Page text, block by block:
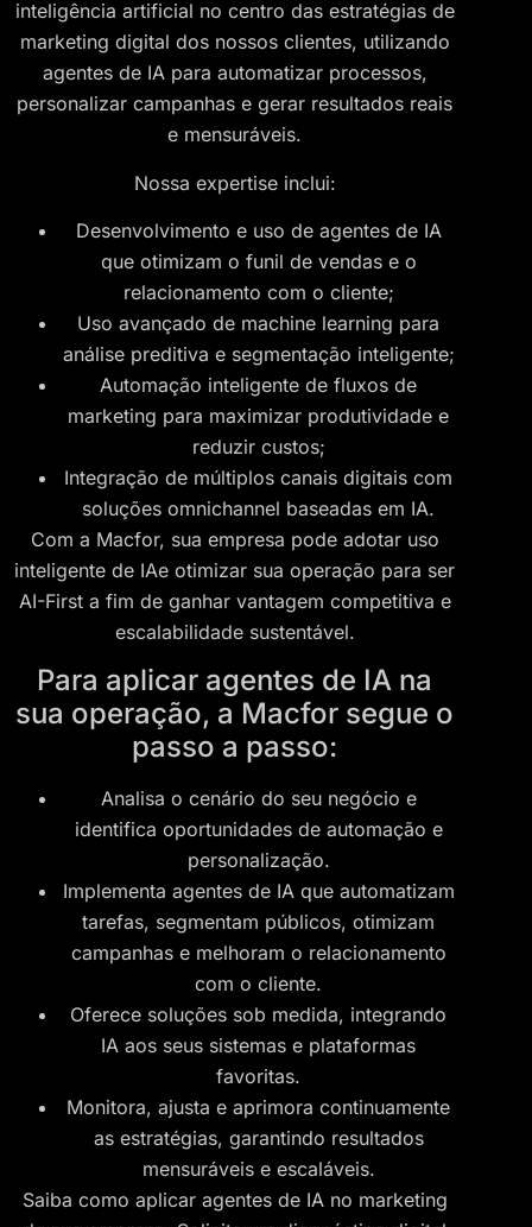
inteligência artificial no centro das estratégias de
marketing digital dos nossos clientes, utilizando
agentes de IA para automatizar processos,
personalizar campanhas e gerar resultados reais
e mensuráveis.
Nossa expertise inclui:
Desenvolvimento e uso de agentes de IA
que otimizam o funil de vendas e o
relacionamento com o cliente;
Uso avançado de machine learning para
análise preditiva e segmentação inteligente;
Automação inteligente de fluxos de
marketing para maximizar produtividade e
reduzir custos;
Integração de múltiplos canais digitais com
soluções omnichannel baseadas em IA.
Com a Macfor, sua empresa pode adotar uso
inteligente de IAe otimizar sua operação para ser
AI-First a fim de ganhar vantagem competitiva e
escalabilidade sustentável.
Para aplicar agentes de IA na
sua operação, a Macfor segue o
passo a passo:
Analisa o cenário do seu negócio e
identifica oportunidades de automação e
personalização.
Implementa agentes de IA que automatizam
tarefas, segmentam públicos, otimizam
campanhas e melhoram o relacionamento
com o cliente.
Oferece soluções sob medida, integrando
IA aos seus sistemas e plataformas
favoritas.
Monitora, ajusta e aprimora continuamente
as estratégias, garantindo resultados
mensuráveis e escaláveis.
Saiba como aplicar agentes de IA no marketing